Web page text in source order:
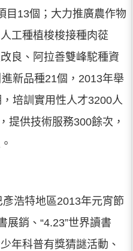
目13個；大力推廣農作物
工種植梭梭接種肉蓯
良、阿拉善雙峰駝種資
新品種21個，2013年舉
培訓實用性人才3200人
提供技術服務300餘次，
浩特地區2013年元宵節
展銷、“4.23”世界讀書
年科普有獎猜謎活動、